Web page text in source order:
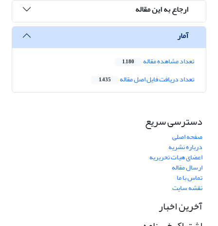
ارجاع به این مقاله
آمار
تعداد مشاهده مقاله 1,180
تعداد دریافت فایل اصل مقاله 1,435
دسترسی سریع
صفحه اصلی
درباره نشریه
اعضای هیات تحریریه
ارسال مقاله
تماس با ما
نقشه سایت
آخرین اخبار